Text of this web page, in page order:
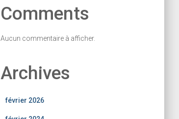
Comments
Aucun commentaire à afficher.
Archives
février 2026